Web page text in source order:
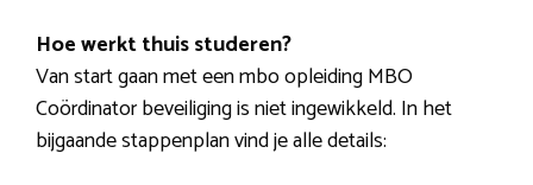
Hoe werkt thuis studeren?
Van start gaan met een mbo opleiding MBO
Coördinator beveiliging is niet ingewikkeld. In het
bijgaande stappenplan vind je alle details: